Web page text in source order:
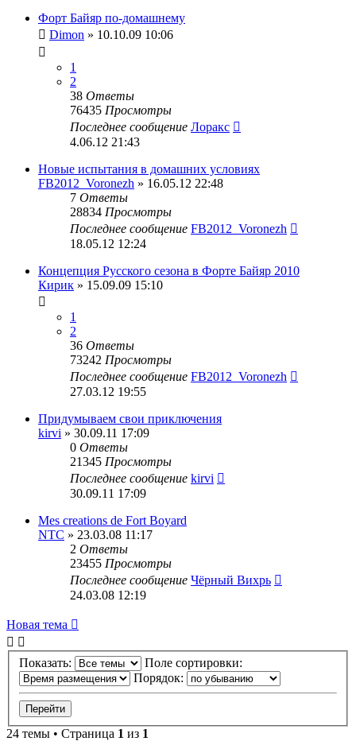
Форт Байяр по-домашнему
Dimon » 10.10.09 10:06
1
2
38 Ответы
76435 Просмотры
Последнее сообщение Лоракс
4.06.12 21:43
Новые испытания в домашних условиях
FB2012_Voronezh » 16.05.12 22:48
7 Ответы
28834 Просмотры
Последнее сообщение FB2012_Voronezh
18.05.12 12:24
Концепция Русского сезона в Форте Байяр 2010
Кирик » 15.09.09 15:10
1
2
36 Ответы
73242 Просмотры
Последнее сообщение FB2012_Voronezh
27.03.12 19:55
Придумываем свои приключения
kirvi » 30.09.11 17:09
0 Ответы
21345 Просмотры
Последнее сообщение kirvi
30.09.11 17:09
Mes creations de Fort Boyard
NTC » 23.03.08 11:17
2 Ответы
23455 Просмотры
Последнее сообщение Чёрный Вихрь
24.03.08 12:19
Новая тема
Показать:
Поле сортировки:
Порядок:
24 темы • Страница 1 из 1